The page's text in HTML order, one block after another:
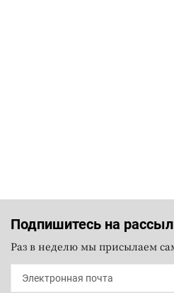
Подпишитесь на
Раз в неделю мы присылаем